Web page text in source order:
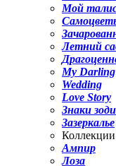
Мой
Летний
My Darling
Wedding
Love Story
Знаки
Зазеркалье
Коллекции
Ампир
Лоза